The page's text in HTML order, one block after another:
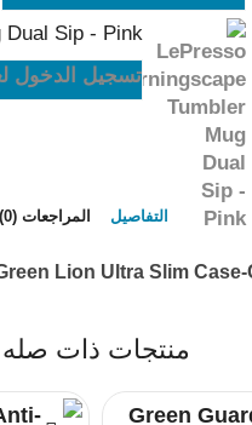
تسجيل الدخول
التفاصيل المراجعات (0)
Lion Ultra Slim Case-
منتجات ذات صله